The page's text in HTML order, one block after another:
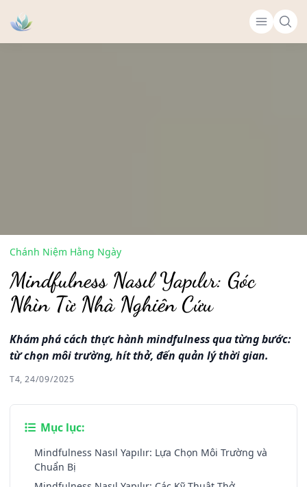
Chánh Niệm Hằng Ngày
Mindfulness Nasıl Yapılır: Góc
Nhìn Từ Nhà Nghiên Cứu
Khám phá cách thực hành mindfulness qua từng bước:
từ chọn môi trường, hít thở, đến quản lý thời gian.
T4, 24/09/2025
Mục lục:
Mindfulness Nasıl Yapılır: Lựa Chọn Môi Trường và
Chuẩn Bị